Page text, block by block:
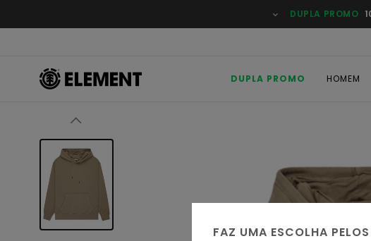
a
DUPLA PROMO
DUPLA PROMO HOMEM
FAZ UMA ESCOLHA